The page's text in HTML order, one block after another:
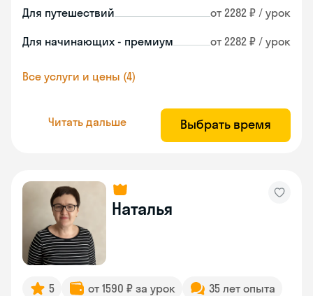
Для путешествий от 2282 ₽ / урок
Для начинающих - премиум от 2282 ₽ / урок
Все услуги и цены (4)
Читать дальше Выбрать время
Наталья
5 от 1590 ₽ за урок
35 лет опыта